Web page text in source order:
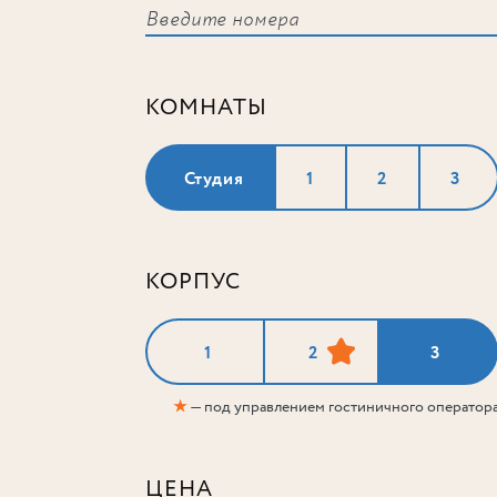
КОМНАТЫ
Студия 1 2 3
КОРПУС
1 2 3
★— под управлением гостиничного
ЦЕНА